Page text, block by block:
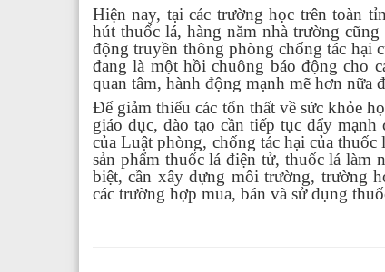
Hiện nay, tại các trường học trên toàn
hút thuốc lá, hàng năm nhà trường
động truyền thông phòng chống tác hại
đang là một hồi chuông báo động cho
quan tâm, hành động mạnh mẽ hơn nữa
Để giảm thiểu các tổn thất về sức khỏe
giáo dục, đào tạo cần tiếp tục đẩy
của Luật phòng, chống tác hại của
sản phẩm thuốc lá điện tử, thuốc lá
biệt, cần xây dựng môi trường, trường
các trường hợp mua, bán và sử dụng